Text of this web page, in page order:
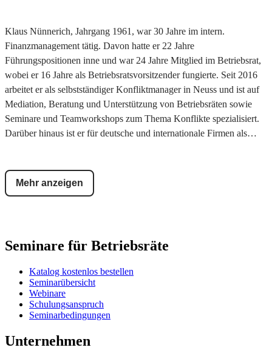
Klaus Nünnerich, Jahrgang 1961, war 30 Jahre im intern.
Finanzmanagement tätig. Davon hatte er 22 Jahre
Führungspositionen inne und war 24 Jahre Mitglied im Betriebsrat,
wobei er 16 Jahre als Betriebsratsvorsitzender fungierte. Seit 2016
arbeitet er als selbstständiger Konfliktmanager in Neuss und ist auf
Mediation, Beratung und Unterstützung von Betriebsräten sowie
Seminare und Teamworkshops zum Thema Konflikte spezialisiert.
Darüber hinaus ist er für deutsche und internationale Firmen als
Umorientierung tätig.
Mehr anzeigen
Seminare für Betriebsräte
Katalog kostenlos bestellen
Seminarübersicht
Webinare
Schulungsanspruch
Seminarbedingungen
Unternehmen